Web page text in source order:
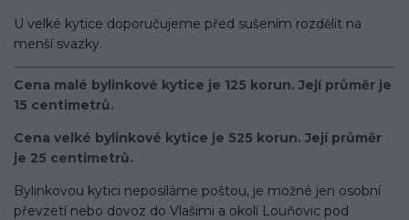
U velké kytice doporučujeme před sušením rozdělit na
menší svazky.
Cena malé bylinkové kytice je 125 korun. Její průměr je
15 centimetrů.
Cena velké bylinkové kytice je 525 korun. Její průměr
je 25 centimetrů.
Bylinkovou kytici neposíláme poštou, je možné jen osobní
převzetí nebo dovoz do Vlašimi a okolí Louňovic pod